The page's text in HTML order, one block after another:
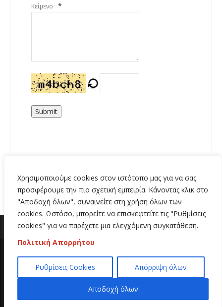
Χρησιμοποιούμε cookies στον ιστότοπο μας για να σας
προσφέρουμε την πιο σχετική εμπειρία. Κάνοντας κλικ στο
"Αποδοχή όλων", συναινείτε στη χρήση όλων των
cookies. Ωστόσο, μπορείτε να επισκεφτείτε τις "Ρυθμίσεις
cookies" για να παρέχετε μια ελεγχόμενη συγκατάθεση.
Πολιτική Απορρήτου
Ρυθμίσεις Cookies Απόρριψη όλων
Αποδοχή όλων
Κείμενο *
Submit
Copyright 2020 | All Rights Reserved | Κατασκευή
ιστοσελίδων
Hi Web